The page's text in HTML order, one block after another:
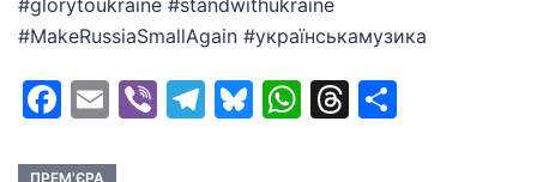
#glorytoukraine #standwithukraine
#MakeRussiaSmallAgain #українськамузика
Facebook
EmailViberTelegram
Bluesky
WhatsApp
Threads
ПРЕМ’ЄРА